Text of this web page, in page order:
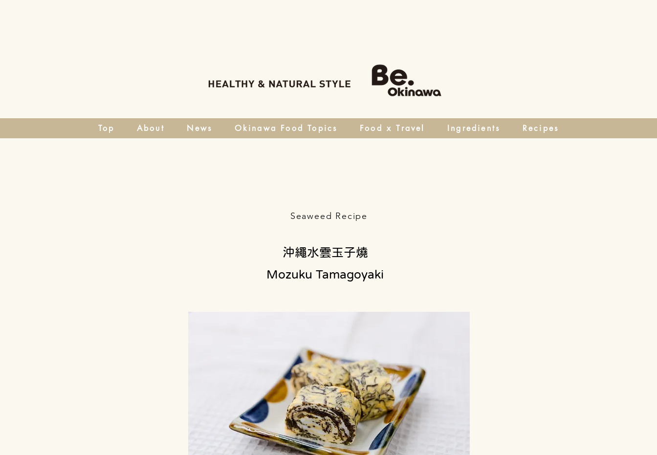
Top About News Okinawa Food Topics Food x Travel Ingredients Recipes
Seaweed Recipe
沖繩水雲玉子燒
Mozuku Tamagoyaki